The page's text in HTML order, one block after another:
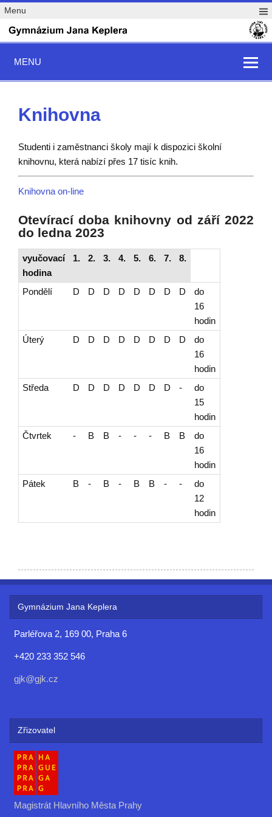
Menu
MENU
Knihovna
Studenti i zaměstnanci školy mají k dispozici školní
knihovnu, která nabízí přes 17 tisíc knih.
Knihovna on-line
Otevírací doba knihovny od září 2022
do ledna 2023
vyučovací
hodina
1. 2. 3. 4. 5. 6. 7. 8.
Pondělí D D D D D D D D
do
16
hodin
Úterý
D D D D D D D D
do
16
hodin
Středa
D D D D D D D -
do
15
hodin
Čtvrtek
- B B - - - B B
do
16
hodin
Pátek
B - B - B B - -
do
12
hodin
Gymnázium Jana Keplera
Parléřova 2, 169 00, Praha 6
+420 233 352 546
gjk@gjk.cz
Zřizovatel
Magistrát Hlavního Města Prahy